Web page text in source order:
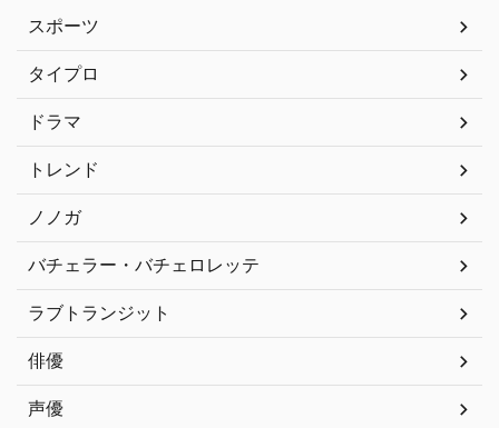
スポーツ
タイプロ
ドラマ
トレンド
ノノガ
バチェラー・バチェロレッテ
ラブトランジット
俳優
声優